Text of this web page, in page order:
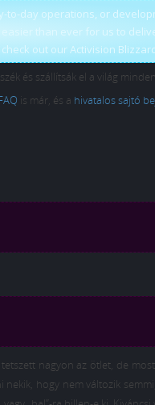
to-day operations, or
than ever for us to
out our Activision
és szállítsák el a világ
is már, és a hivatalos sajtó
nagyon az ötlet, de
hogy nem változik